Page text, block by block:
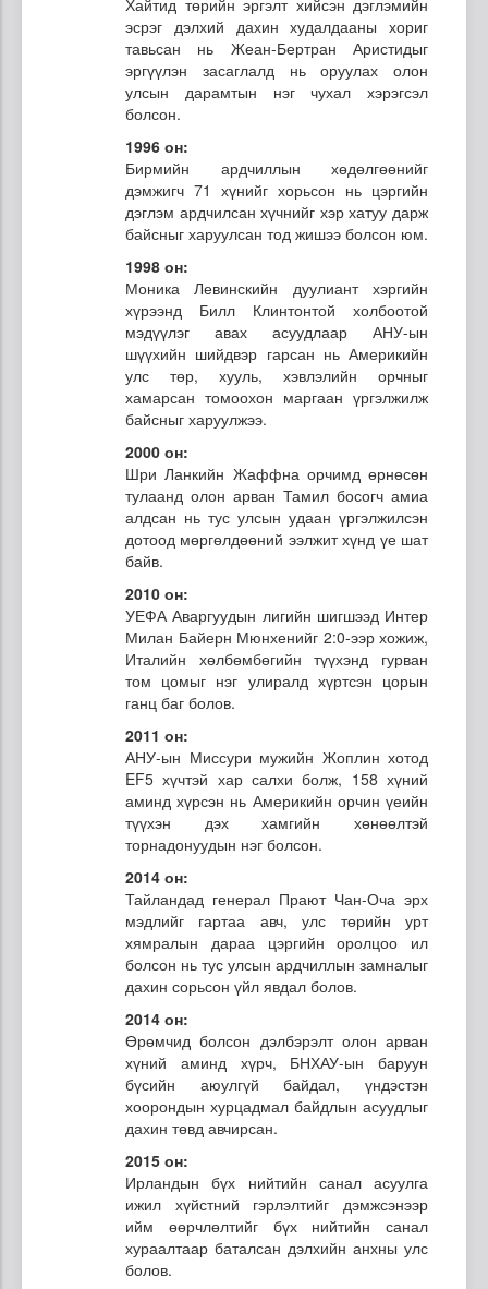
эсрэг дэлхий дахин худалдааны хориг
тавьсан нь Жеан-Бертран Аристидыг
эргүүлэн засаглалд нь оруулах олон
улсын дарамтын нэг чухал хэрэгсэл
болсон.
1996 он:
Бирмийн ардчиллын хөдөлгөөнийг
дэмжигч 71 хүнийг хорьсон нь цэргийн
дэглэм ардчилсан хүчнийг хэр хатуу дарж
байсныг харуулсан тод жишээ болсон юм.
1998 он:
Моника Левинскийн дуулиант хэргийн
хүрээнд Билл Клинтонтой холбоотой
мэдүүлэг авах асуудлаар АНУ-ын
шүүхийн шийдвэр гарсан нь Америкийн
улс төр, хууль, хэвлэлийн орчныг
хамарсан томоохон маргаан үргэлжилж
байсныг харуулжээ.
2000 он:
Шри Ланкийн Жаффна орчимд өрнөсөн
тулаанд олон арван Тамил босогч амиа
алдсан нь тус улсын удаан үргэлжилсэн
дотоод мөргөлдөөний ээлжит хүнд үе шат
байв.
2010 он:
УЕФА Аваргуудын лигийн шигшээд Интер
Милан Байерн Мюнхенийг 2:0-ээр хожиж,
Италийн хөлбөмбөгийн түүхэнд гурван
том цомыг нэг улиралд хүртсэн цорын
ганц баг болов.
2011 он:
АНУ-ын Миссури мужийн Жоплин хотод
EF5 хүчтэй хар салхи болж, 158 хүний
аминд хүрсэн нь Америкийн орчин үеийн
түүхэн дэх хамгийн хөнөөлтэй
торнадонуудын нэг болсон.
2014 он:
Тайландад генерал Прают Чан-Оча эрх
мэдлийг гартаа авч, улс төрийн урт
хямралын дараа цэргийн оролцоо ил
болсон нь тус улсын ардчиллын замналыг
дахин сорьсон үйл явдал болов.
2014 он:
Өрөмчид болсон дэлбэрэлт олон арван
хүний аминд хүрч, БНХАУ-ын баруун
бүсийн аюулгүй байдал, үндэстэн
хоорондын хурцадмал байдлын асуудлыг
дахин төвд авчирсан.
2015 он:
Ирландын бүх нийтийн санал асуулга
ижил хүйстний гэрлэлтийг дэмжсэнээр
ийм өөрчлөлтийг бүх нийтийн санал
хураалтаар баталсан дэлхийн анхны улс
болов.